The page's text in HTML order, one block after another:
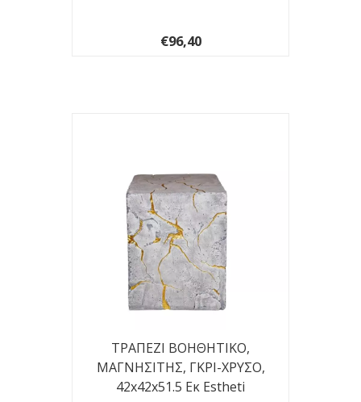
€96,40
ΤΡΑΠΕΖΙ ΒΟΗΘΗΤΙΚΟ,
ΜΑΓΝΗΣΙΤΗΣ, ΓΚΡΙ-ΧΡΥΣΟ,
42x42x51.5 Εκ Estheti